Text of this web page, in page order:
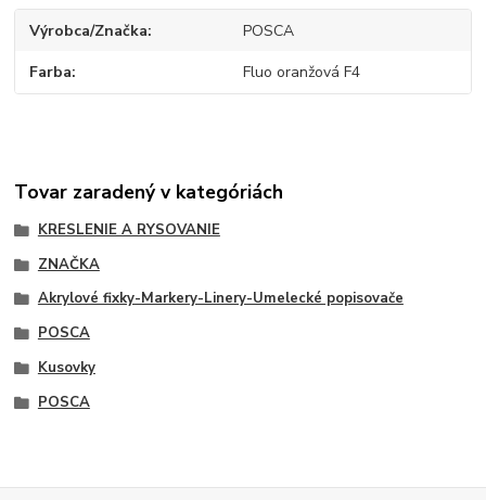
Výrobca/Značka POSCA
Farba Fluo oranžová F4
Tovar zaradený v kategóriách
KRESLENIE A RYSOVANIE
ZNAČKA
Akrylové fixky-Markery-Linery-Umelecké popisovače
POSCA
Kusovky
POSCA